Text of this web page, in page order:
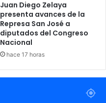
Juan Diego Zelaya
presenta avances de la
Represa San José a
diputados del Congreso
Nacional
hace 17 horas